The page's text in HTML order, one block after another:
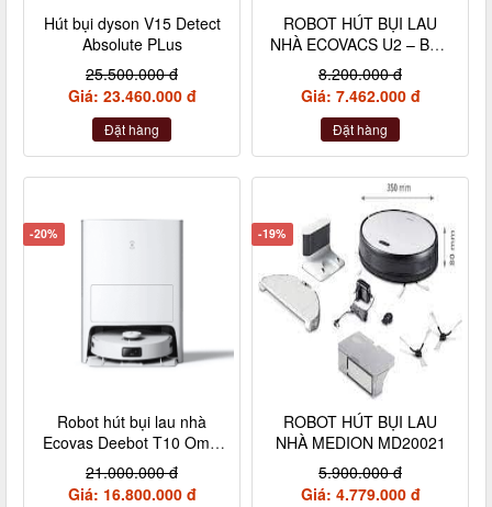
Hút bụi dyson V15 Detect
Absolute PLus
25.500.000 đ
Giá: 23.460.000 đ
Đặt hàng
ROBOT HÚT BỤI LAU
NHÀ ECOVACS U2 – BẢN
ĐỨC
8.200.000 đ
Giá: 7.462.000 đ
Đặt hàng
-20%
Robot hút bụi lau nhà
Ecovas Deebot T10 Omni
màu trắng
21.000.000 đ
Giá: 16.800.000 đ
-19%
ROBOT HÚT BỤI LAU
NHÀ MEDION MD20021
5.900.000 đ
Giá: 4.779.000 đ